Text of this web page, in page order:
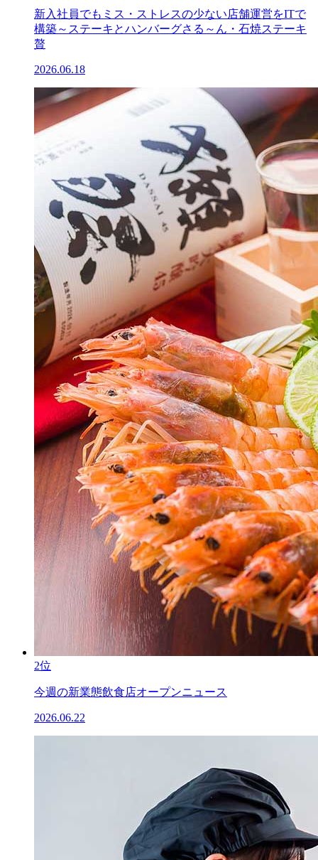
新入社員でもミス・ストレスの少ない店舗運営をITで
構築～ステーキとハンバーグさる～ん・石焼ステーキ
贅
2026.06.18
2位
今週の新業態飲食店オープンニュース
2026.06.22